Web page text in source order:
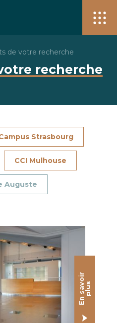
pour vos événements à
de votre recherche
recherche
Strasbourg
CCI Mulhouse
Auguste
Colmar © Jean-Marc
E
n
s
av
o
i
r
p
l
us